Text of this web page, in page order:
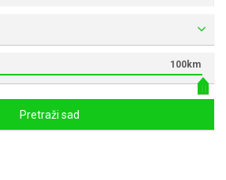
100km
Pretraži sad